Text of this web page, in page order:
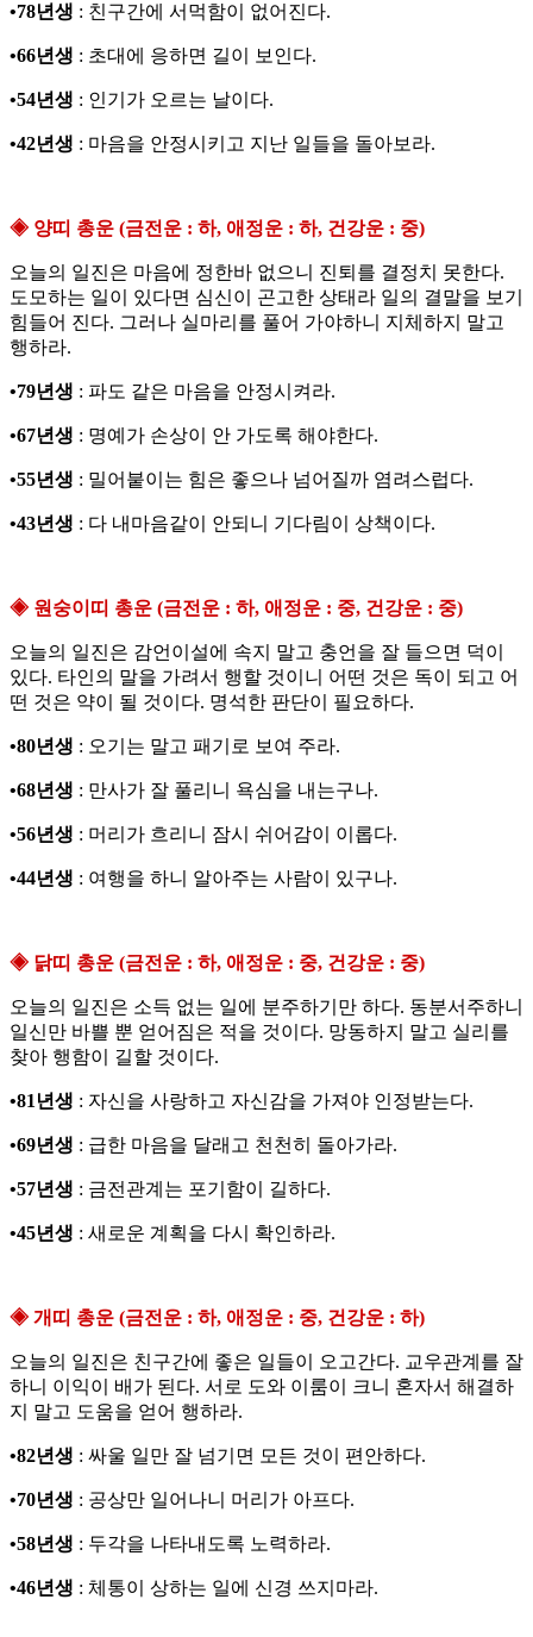
•78년생 : 친구간에 서먹함이 없어진다.
•66년생 : 초대에 응하면 길이 보인다.
•54년생 : 인기가 오르는 날이다.
•42년생 : 마음을 안정시키고 지난 일들을 돌아보라.
◈ 양띠 총운 (금전운 : 하, 애정운 : 하, 건강운 : 중)
오늘의 일진은 마음에 정한바 없으니 진퇴를 결정치 못한다.
도모하는 일이 있다면 심신이 곤고한 상태라 일의 결말을 보기
힘들어 진다. 그러나 실마리를 풀어 가야하니 지체하지 말고
행하라.
•79년생 : 파도 같은 마음을 안정시켜라.
•67년생 : 명예가 손상이 안 가도록 해야한다.
•55년생 : 밀어붙이는 힘은 좋으나 넘어질까 염려스럽다.
•43년생 : 다 내마음같이 안되니 기다림이 상책이다.
◈ 원숭이띠 총운 (금전운 : 하, 애정운 : 중, 건강운 : 중)
오늘의 일진은 감언이설에 속지 말고 충언을 잘 들으면 덕이
있다. 타인의 말을 가려서 행할 것이니 어떤 것은 독이 되고 어
떤 것은 약이 될 것이다. 명석한 판단이 필요하다.
•80년생 : 오기는 말고 패기로 보여 주라.
•68년생 : 만사가 잘 풀리니 욕심을 내는구나.
•56년생 : 머리가 흐리니 잠시 쉬어감이 이롭다.
•44년생 : 여행을 하니 알아주는 사람이 있구나.
◈ 닭띠 총운 (금전운 : 하, 애정운 : 중, 건강운 : 중)
오늘의 일진은 소득 없는 일에 분주하기만 하다. 동분서주하니
일신만 바쁠 뿐 얻어짐은 적을 것이다. 망동하지 말고 실리를
찾아 행함이 길할 것이다.
•81년생 : 자신을 사랑하고 자신감을 가져야 인정받는다.
•69년생 : 급한 마음을 달래고 천천히 돌아가라.
•57년생 : 금전관계는 포기함이 길하다.
•45년생 : 새로운 계획을 다시 확인하라.
◈ 개띠 총운 (금전운 : 하, 애정운 : 중, 건강운 : 하)
오늘의 일진은 친구간에 좋은 일들이 오고간다. 교우관계를 잘
하니 이익이 배가 된다. 서로 도와 이룸이 크니 혼자서 해결하
지 말고 도움을 얻어 행하라.
•82년생 : 싸울 일만 잘 넘기면 모든 것이 편안하다.
•70년생 : 공상만 일어나니 머리가 아프다.
•58년생 : 두각을 나타내도록 노력하라.
•46년생 : 체통이 상하는 일에 신경 쓰지마라.